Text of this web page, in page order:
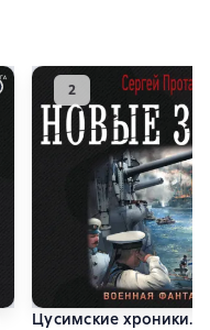
Цусимские хроники.